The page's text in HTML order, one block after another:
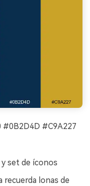
#0B2D4D #C9A227
set de íconos
recuerda lonas de